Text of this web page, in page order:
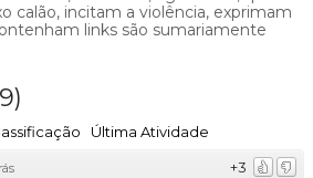
calão, incitam a violência, exprimam
links são sumariamente
9)
Última Atividade
+3